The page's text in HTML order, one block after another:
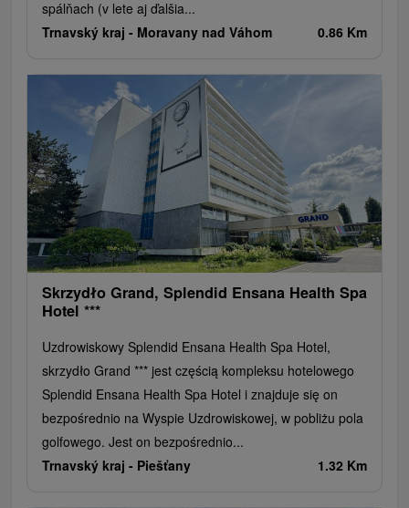
spálňach (v lete aj ďalšia...
Trnavský kraj - Moravany nad Váhom 0.86 Km
Skrzydło Grand, Splendid Ensana Health Spa
Hotel ***
Uzdrowiskowy Splendid Ensana Health Spa Hotel,
skrzydło Grand *** jest częścią kompleksu hotelowego
Splendid Ensana Health Spa Hotel i znajduje się on
bezpośrednio na Wyspie Uzdrowiskowej, w pobliżu pola
golfowego. Jest on bezpośrednio...
Trnavský kraj - Piešťany 1.32 Km